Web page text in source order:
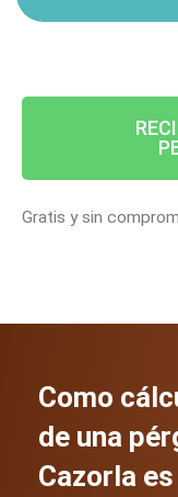
Gratis y sin
Como
de una
Cazorla